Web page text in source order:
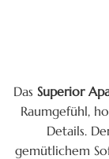
Das Superior
Raumgefühl,
Details.
gemütlichem